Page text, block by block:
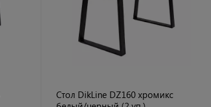
Стол DikLine DZ160 хромикс